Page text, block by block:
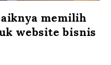
memilih
website bisnis